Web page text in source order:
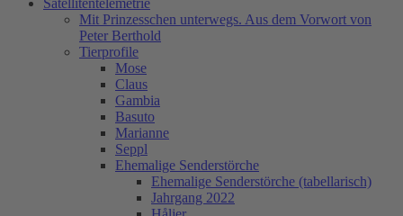
Satellitentelemetrie
Mit Prinzesschen unterwegs. Aus dem Vorwort von
Peter Berthold
Tierprofile
Mose
Claus
Gambia
Basuto
Marianne
Seppl
Ehemalige Senderstörche
Ehemalige Senderstörche (tabellarisch)
Jahrgang 2022